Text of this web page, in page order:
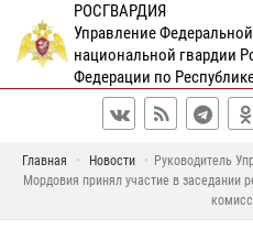
РОСГВАРДИЯ
Управление
национальной гвардии
Федерации по
Главная Новости
Руководитель
Мордовия принял участие в заседании